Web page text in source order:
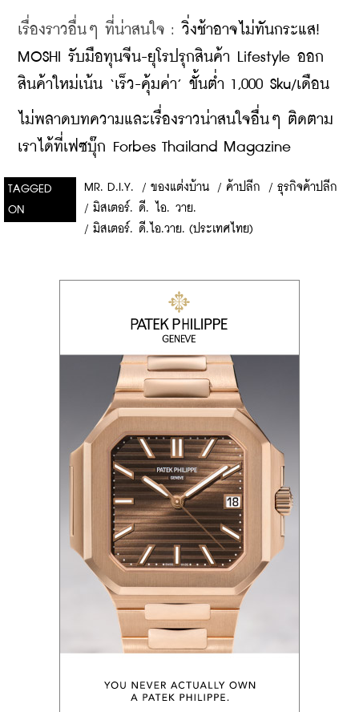
เรื่องราวอื่นๆ ที่น่าสนใจ : วิ่งช้าอาจไม่ทันกระแส!
MOSHI รับมือทุนจีน-ยุโรปรุกสินค้า Lifestyle ออก
สินค้าใหม่เน้น ‘เร็ว-คุ้มค่า’ ขั้นต่ำ 1,000 Sku/เดือน
ไม่พลาดบทความและเรื่องราวน่าสนใจอื่นๆ ติดตาม
เราได้ที่เฟซบุ๊ก Forbes Thailand Magazine
TAGGED
ON
MR. D.I.Y. / ของแต่งบ้าน / ค้าปลีก / ธุรกิจค้าปลีก
/ มิสเตอร์. ดี. ไอ. วาย.
/ มิสเตอร์. ดี.ไอ.วาย. (ประเทศไทย)